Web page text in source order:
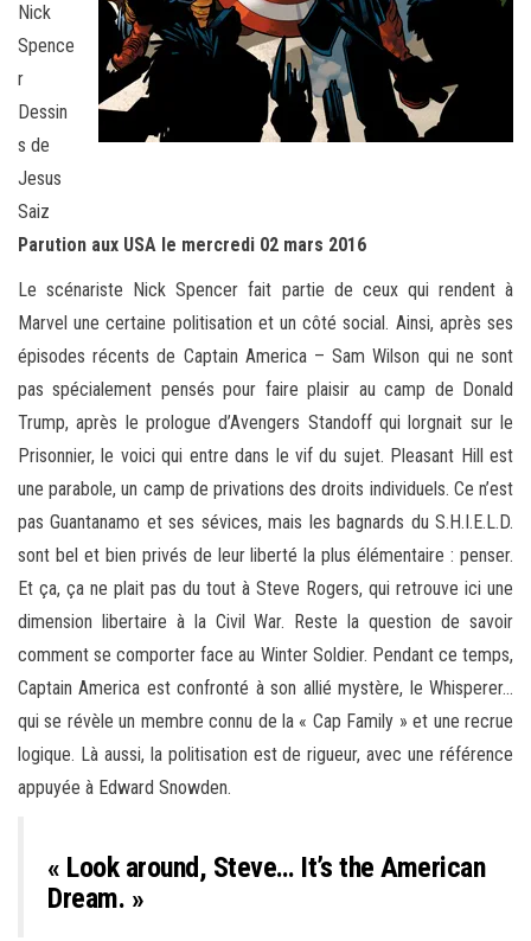
Nick
Spence
r
Dessin
s de
Jesus
Saiz
Parution aux USA le mercredi 02 mars 2016
Le scénariste Nick Spencer fait partie de ceux qui rendent à
Marvel une certaine politisation et un côté social. Ainsi, après ses
épisodes récents de Captain America – Sam Wilson qui ne sont
pas spécialement pensés pour faire plaisir au camp de Donald
Trump, après le prologue d’Avengers Standoff qui lorgnait sur le
Prisonnier, le voici qui entre dans le vif du sujet. Pleasant Hill est
une parabole, un camp de privations des droits individuels. Ce n’est
pas Guantanamo et ses sévices, mais les bagnards du S.H.I.E.L.D.
sont bel et bien privés de leur liberté la plus élémentaire : penser.
Et ça, ça ne plait pas du tout à Steve Rogers, qui retrouve ici une
dimension libertaire à la Civil War. Reste la question de savoir
comment se comporter face au Winter Soldier. Pendant ce temps,
Captain America est confronté à son allié mystère, le Whisperer…
qui se révèle un membre connu de la « Cap Family » et une recrue
logique. Là aussi, la politisation est de rigueur, avec une référence
appuyée à Edward Snowden.
« Look around, Steve… It’s the American
Dream. »